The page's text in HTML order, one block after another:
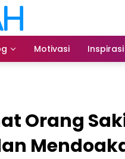
Motivasi Inspirasi
Orang